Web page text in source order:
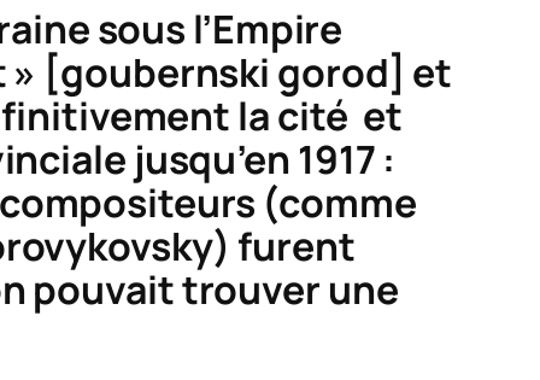
sous l’Empire
» [goubernski gorod] et
la cité et
jusqu’en 1917 :
(comme
furent
pouvait trouver une